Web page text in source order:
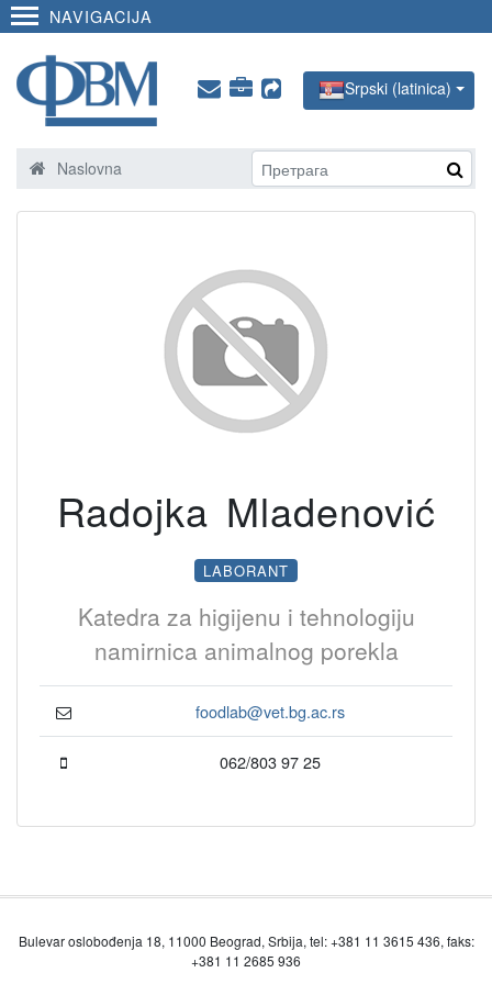
NAVIGACIJA
Srpski (latinica)
Naslovna
Radojka Mladenović
LABORANT
Katedra za higijenu i tehnologiju
namirnica animalnog porekla
foodlab@vet.bg.ac.rs
062/803 97 25
Bulevar oslobođenja 18, 11000 Beograd, Srbija, tel: +381 11 3615 436, faks:
+381 11 2685 936